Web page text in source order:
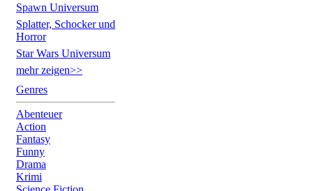
Spawn Universum
Splatter, Schocker und
Horror
Star Wars Universum
mehr zeigen>>
Genres
Abenteuer
Action
Fantasy
Funny
Drama
Krimi